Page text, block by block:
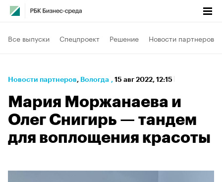
Все выпуски Спецпроект Решение Новости партнеров
Новости партнеров⁠, Вологда , 15 авг 2022, 12:15
Мария Моржанаева и
Олег Снигирь — тандем
для воплощения красоты